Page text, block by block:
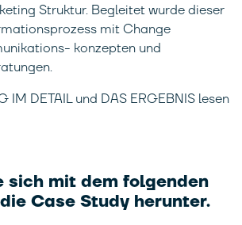
Struktur. Begleitet wurde dieser
mit Change
konzepten und
IM DETAIL und DAS ERGEBNIS lesen
sich mit dem folgenden
Case Study herunter.